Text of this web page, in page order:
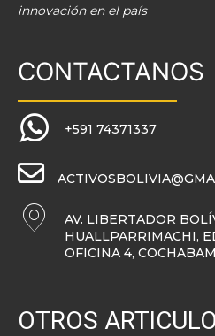
innovación en el país
CONTACTANOS
+591 74371337
AV. LIBERTADOR
HUALLPARRIMACHI,
OFICINA 4,
OTROS